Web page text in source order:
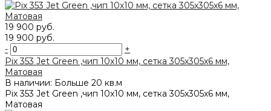
19 900 руб.
19 900 руб.
-
+
Pix 353 Jet Green ,чип 10x10 мм, сетка 305х305x6 мм,
Матовая
В наличии: Больше 20 кв.м
Pix 353 Jet Green ,чип 10x10 мм, сетка 305х305x6 мм,
Матовая